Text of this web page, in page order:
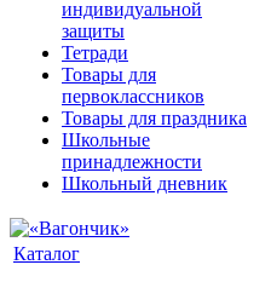
индивидуальной
защиты
Тетради
Товары для
первоклассников
Товары для праздника
Школьные
принадлежности
Школьный дневник
Каталог